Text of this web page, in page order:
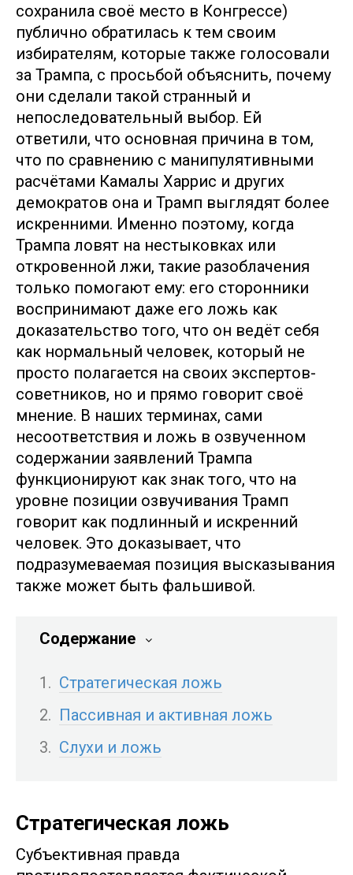
сохранила своё место в Конгрессе)
публично обратилась к тем своим
избирателям, которые также голосовали
за Трампа, с просьбой объяснить, почему
они сделали такой странный и
непоследовательный выбор. Ей
ответили, что основная причина в том,
что по сравнению с манипулятивными
расчётами Камалы Харрис и других
демократов она и Трамп выглядят более
искренними. Именно поэтому, когда
Трампа ловят на нестыковках или
откровенной лжи, такие разоблачения
только помогают ему: его сторонники
воспринимают даже его ложь как
доказательство того, что он ведёт себя
как нормальный человек, который не
просто полагается на своих экспертов-
советников, но и прямо говорит своё
мнение. В наших терминах, сами
несоответствия и ложь в озвученном
содержании заявлений Трампа
функционируют как знак того, что на
уровне позиции озвучивания Трамп
говорит как подлинный и искренний
человек. Это доказывает, что
подразумеваемая позиция высказывания
также может быть фальшивой.
Содержание
Стратегическая ложь
Пассивная и активная ложь
Слухи и ложь
Стратегическая ложь
Субъективная правда